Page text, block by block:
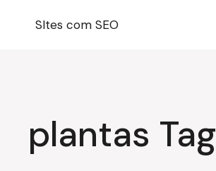
SItes com SEO
plantas Tag